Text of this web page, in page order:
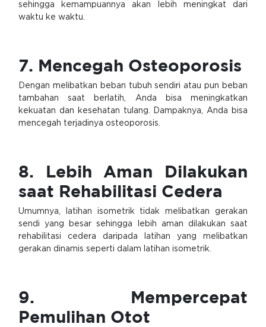
sehingga kemampuannya akan lebih meningkat dari
waktu ke waktu.
7. Mencegah Osteoporosis
Dengan melibatkan beban tubuh sendiri atau pun beban
tambahan saat berlatih, Anda bisa meningkatkan
kekuatan dan kesehatan tulang. Dampaknya, Anda bisa
mencegah terjadinya osteoporosis.
8. Lebih Aman Dilakukan
saat Rehabilitasi Cedera
Umumnya, latihan isometrik tidak melibatkan gerakan
sendi yang besar sehingga lebih aman dilakukan saat
rehabilitasi cedera daripada latihan yang melibatkan
gerakan dinamis seperti dalam latihan isometrik.
9. Mempercepat
Pemulihan Otot